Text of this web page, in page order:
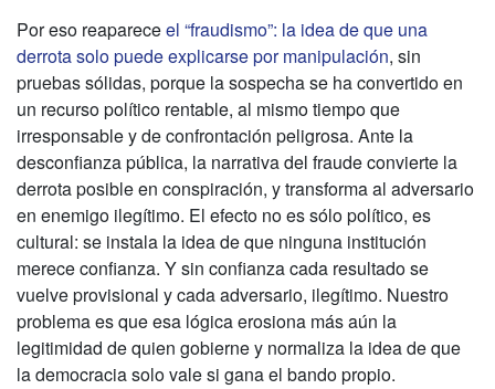
Por eso reapareceel “fraudismo”: la idea de que una
derrota solo puede explicarse por manipulación, sin
pruebas sólidas, porque la sospecha se ha convertido en
un recurso político rentable, al mismo tiempo que
irresponsable y de confrontación peligrosa. Ante la
desconfianza pública, la narrativa del fraude convierte la
derrota posible en conspiración, y transforma al adversario
en enemigo ilegítimo. El efecto no es sólo político, es
cultural: se instala la idea de que ninguna institución
merece confianza. Y sin confianza cada resultado se
vuelve provisional y cada adversario, ilegítimo. Nuestro
problema es que esa lógica erosiona más aún la
legitimidad de quien gobierne y normaliza la idea de que
la democracia solo vale si gana el bando propio.